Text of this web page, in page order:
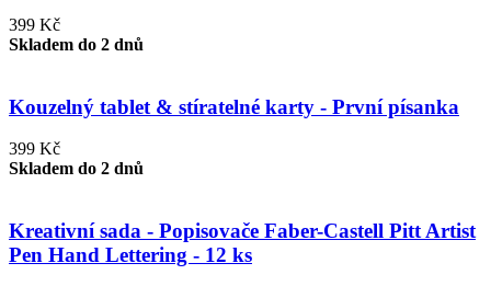
399 Kč
Skladem do 2 dnů
Kouzelný tablet & stíratelné karty - První písanka
399 Kč
Skladem do 2 dnů
Kreativní sada - Popisovače Faber-Castell Pitt Artist
Pen Hand Lettering - 12 ks